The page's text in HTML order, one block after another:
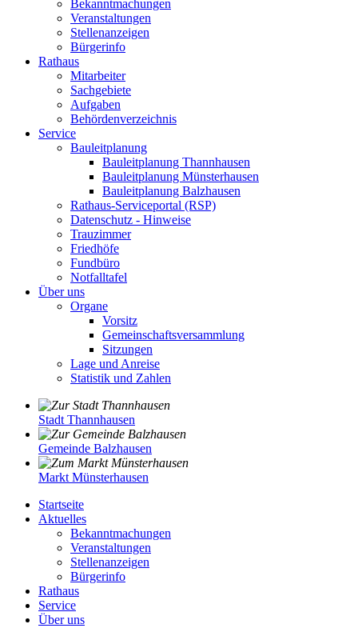
Bekanntmachungen
Veranstaltungen
Stellenanzeigen
Bürgerinfo
Rathaus
Mitarbeiter
Sachgebiete
Aufgaben
Behördenverzeichnis
Service
Bauleitplanung
Bauleitplanung Thannhausen
Bauleitplanung Münsterhausen
Bauleitplanung Balzhausen
Rathaus-Serviceportal (RSP)
Datenschutz - Hinweise
Trauzimmer
Friedhöfe
Fundbüro
Notfalltafel
Über uns
Organe
Vorsitz
Gemeinschaftsversammlung
Sitzungen
Lage und Anreise
Statistik und Zahlen
Stadt Thannhausen
Gemeinde Balzhausen
Markt Münsterhausen
Startseite
Aktuelles
Bekanntmachungen
Veranstaltungen
Stellenanzeigen
Bürgerinfo
Rathaus
Service
Über uns